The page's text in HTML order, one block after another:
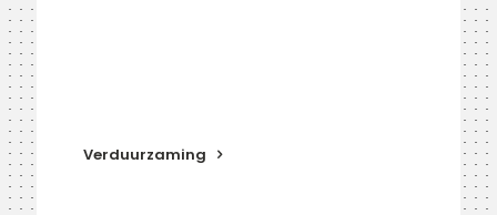
Verduurzaming